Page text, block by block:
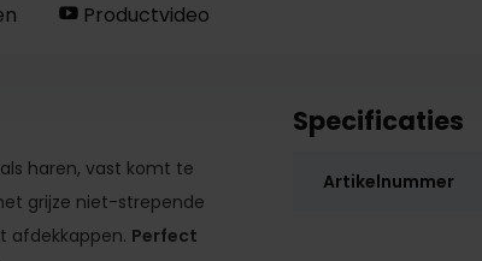
Productvideo
haren, vast komt te
grijze niet-strepende
afdekkappen. Perfect
Specificaties
Artikelnummer